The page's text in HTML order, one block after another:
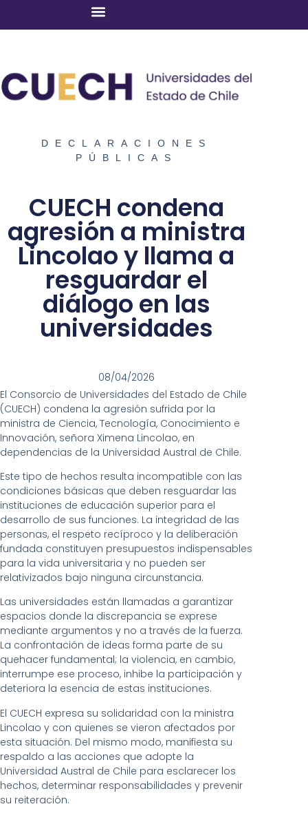
DECLARACIONES
PÚBLICAS
CUECH condena
agresión a ministra
Lincolao y llama a
resguardar el
diálogo en las
universidades
08/04/2026
El Consorcio de Universidades del Estado de Chile
(CUECH) condena la agresión sufrida por la
ministra de Ciencia, Tecnología, Conocimiento e
Innovación, señora Ximena Lincolao, en
dependencias de la Universidad Austral de Chile.
Este tipo de hechos resulta incompatible con las
condiciones básicas que deben resguardar las
instituciones de educación superior para el
desarrollo de sus funciones. La integridad de las
personas, el respeto recíproco y la deliberación
fundada constituyen presupuestos indispensables
para la vida universitaria y no pueden ser
relativizados bajo ninguna circunstancia.
Las universidades están llamadas a garantizar
espacios donde la discrepancia se exprese
mediante argumentos y no a través de la fuerza.
La confrontación de ideas forma parte de su
quehacer fundamental; la violencia, en cambio,
interrumpe ese proceso, inhibe la participación y
deteriora la esencia de estas instituciones.
El CUECH expresa su solidaridad con la ministra
Lincolao y con quienes se vieron afectados por
esta situación. Del mismo modo, manifiesta su
respaldo a las acciones que adopte la
Universidad Austral de Chile para esclarecer los
hechos, determinar responsabilidades y prevenir
su reiteración.